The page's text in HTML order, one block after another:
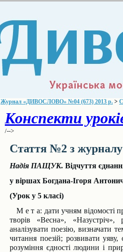
Журнал «ДИВОСЛОВО» №04 (673) 2013 р. >
Конспекти
/-->
Стаття №2 з
Надія ПАЩУК. Відчуття
у віршах Богдана-Ігоря
(Урок у 5 класі)
М е т а: дати учням відомості
творів «Весна»,
аналізувати поезію, визначати
читання поезій; розвивати
розуміння єдності люди­ни і